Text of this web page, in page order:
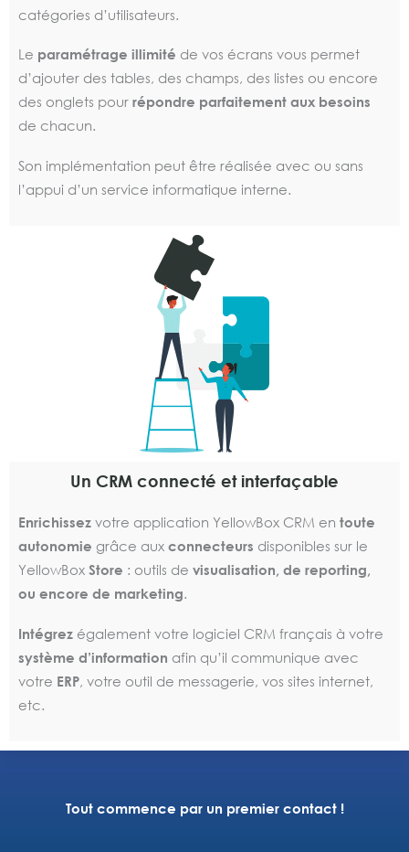
catégories d’utilisateurs.
Le paramétrage illimité de vos écrans vous permet
d’ajouter des tables, des champs, des listes ou encore
des onglets pour répondre parfaitement aux besoins
de chacun.
Son implémentation peut être réalisée avec ou sans
l’appui d’un service informatique interne.
Un CRM connecté et interfaçable
Enrichissez votre application YellowBox CRM en toute
autonomie grâce aux connecteurs disponibles sur le
YellowBox Store : outils de visualisation, de reporting,
ou encore de marketing.
Intégrez également votre logiciel CRM français à votre
système d’information afin qu’il communique avec
votre ERP, votre outil de messagerie, vos sites internet,
etc.
Tout commence par un premier contact !